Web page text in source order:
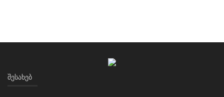
ᲨᲔᲡᲐᲮᲔᲑ